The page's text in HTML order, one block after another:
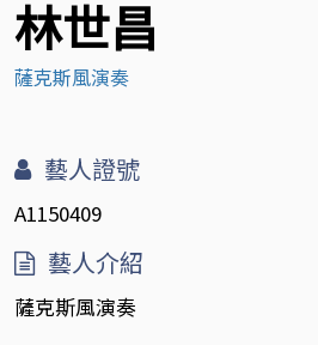
林世昌
薩克斯風演奏
藝人證號
A1150409
藝人介紹
薩克斯風演奏